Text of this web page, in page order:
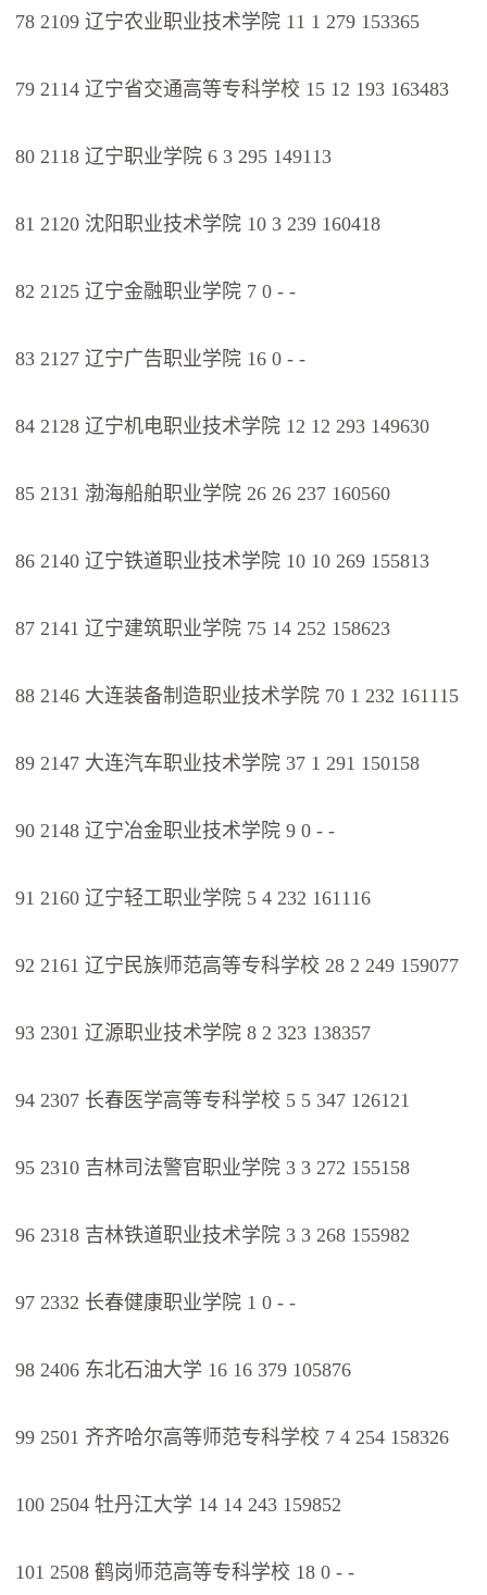
78 2109 辽宁农业职业技术学院 11 1 279 153365
79 2114 辽宁省交通高等专科学校 15 12 193 163483
80 2118 辽宁职业学院 6 3 295 149113
81 2120 沈阳职业技术学院 10 3 239 160418
82 2125 辽宁金融职业学院 7 0 - -
83 2127 辽宁广告职业学院 16 0 - -
84 2128 辽宁机电职业技术学院 12 12 293 149630
85 2131 渤海船舶职业学院 26 26 237 160560
86 2140 辽宁铁道职业技术学院 10 10 269 155813
87 2141 辽宁建筑职业学院 75 14 252 158623
88 2146 大连装备制造职业技术学院 70 1 232 161115
89 2147 大连汽车职业技术学院 37 1 291 150158
90 2148 辽宁冶金职业技术学院 9 0 - -
91 2160 辽宁轻工职业学院 5 4 232 161116
92 2161 辽宁民族师范高等专科学校 28 2 249 159077
93 2301 辽源职业技术学院 8 2 323 138357
94 2307 长春医学高等专科学校 5 5 347 126121
95 2310 吉林司法警官职业学院 3 3 272 155158
96 2318 吉林铁道职业技术学院 3 3 268 155982
97 2332 长春健康职业学院 1 0 - -
98 2406 东北石油大学 16 16 379 105876
99 2501 齐齐哈尔高等师范专科学校 7 4 254 158326
100 2504 牡丹江大学 14 14 243 159852
101 2508 鹤岗师范高等专科学校 18 0 - -